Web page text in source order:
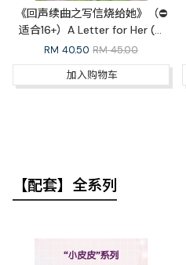
《回声续曲之写信烧给她》（⛔
适合16+）A Letter for Her (⛔
16+)
RM 40.50 RM 45.00
加入购物车
【配套】全系列